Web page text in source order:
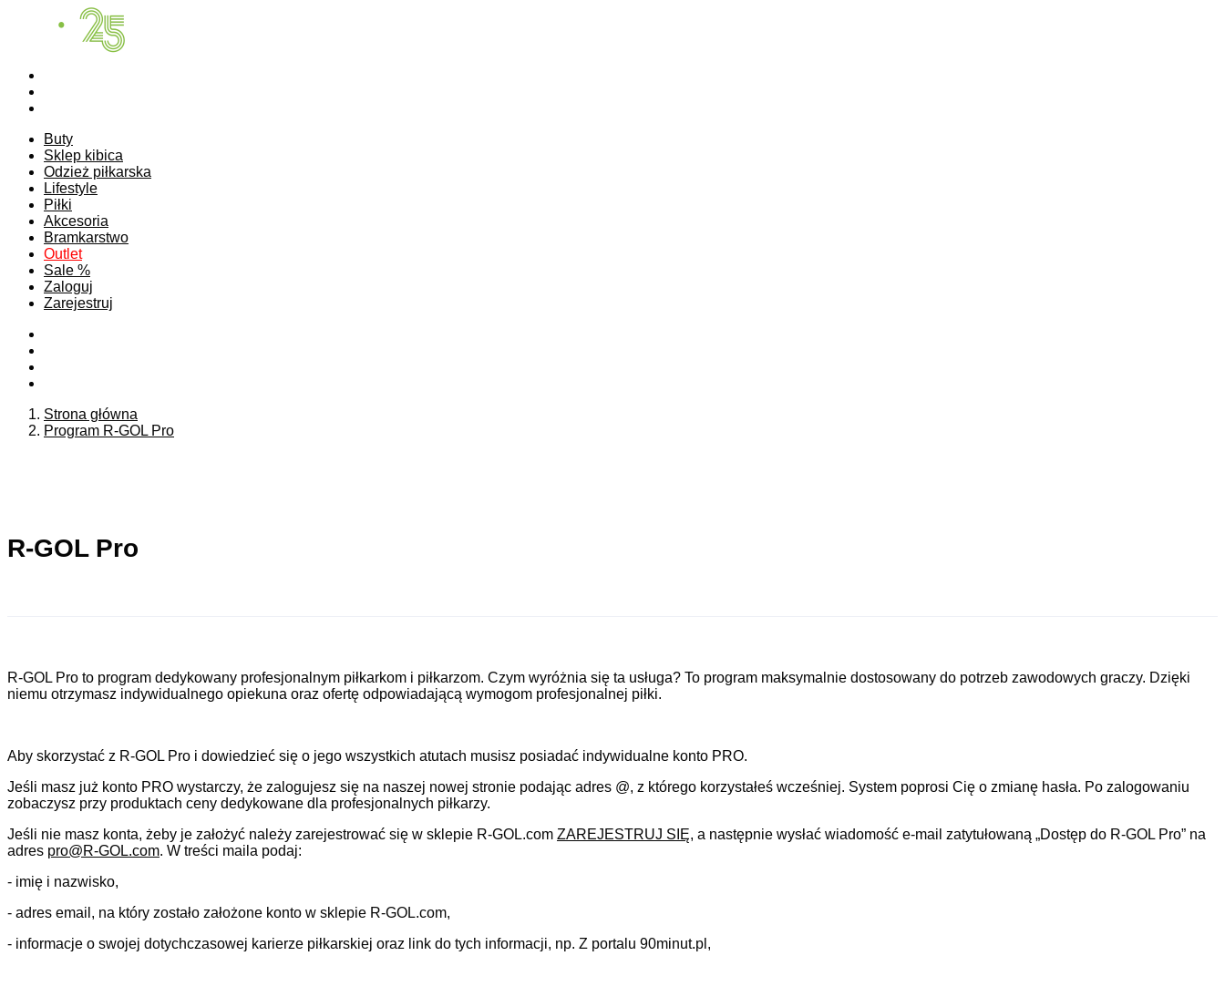
Buty
Sklep kibica
Odzież piłkarska
Lifestyle
Piłki
Akcesoria
Bramkarstwo
Outlet
Sale %
Zaloguj
Zarejestruj
Strona główna
Program R-GOL Pro
R-GOL Pro
R-GOL Pro to program dedykowany profesjonalnym piłkarkom i piłkarzom. Czym wyróżnia się ta usługa? To program maksymalnie dostosowany do potrzeb zawodowych graczy. Dzięki
niemu otrzymasz indywidualnego opiekuna oraz ofertę odpowiadającą wymogom profesjonalnej piłki.
Aby skorzystać z R-GOL Pro i dowiedzieć się o jego wszystkich atutach musisz posiadać indywidualne konto PRO.
Jeśli masz już konto PRO wystarczy, że zalogujesz się na naszej nowej stronie podając adres @, z którego korzystałeś wcześniej. System poprosi Cię o zmianę hasła. Po zalogowaniu
zobaczysz przy produktach ceny dedykowane dla profesjonalnych piłkarzy.
Jeśli nie masz konta, żeby je założyć należy zarejestrować się w sklepie R-GOL.com ZAREJESTRUJ SIĘ, a następnie wysłać wiadomość e-mail zatytułowaną „Dostęp do R-GOL Pro” na
adres pro@R-GOL.com. W treści maila podaj:
- imię i nazwisko,
- adres email, na który zostało założone konto w sklepie R-GOL.com,
- informacje o swojej dotychczasowej karierze piłkarskiej oraz link do tych informacji, np. Z portalu 90minut.pl,